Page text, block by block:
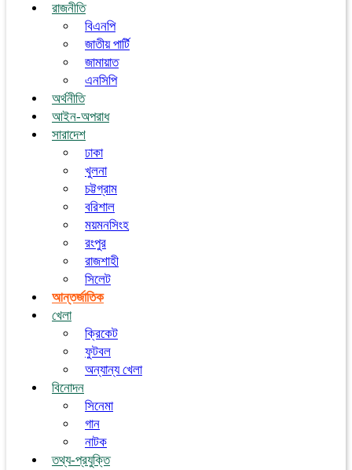
রাজনীতি
বিএনপি
জাতীয় পার্টি
জামায়াত
এনসিপি
অর্থনীতি
আইন-অপরাধ
সারাদেশ
ঢাকা
খুলনা
চট্টগ্রাম
বরিশাল
ময়মনসিংহ
রংপুর
রাজশাহী
সিলেট
আন্তর্জাতিক
খেলা
ক্রিকেট
ফুটবল
অন্যান্য খেলা
বিনোদন
সিনেমা
গান
নাটক
তথ্য-প্রযুক্তি